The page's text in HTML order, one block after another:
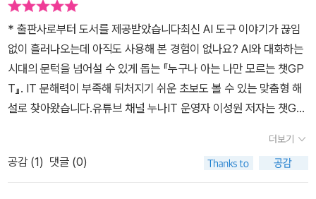
룹니다 챗GPT만 다루지 않습니다. 제미나이, 나노바나나, Suno, S
ora, 노트북LM, 감마, 냅킨 같은 최신 AI 도구 활용법도 쉽게 정리했
습니다. 누구나 아는데 나만 모른다는 불안감을 끝낼 수 있도록 다양
한 AI 도구 활용법을 익혀보세요.
* 출판사로부터 도서를 제공받았습니다최신 AI 도구 이야기가 끊임
없이 흘러나오는데 아직도 사용해 본 경험이 없나요? AI와 대화하는
시대의 문턱을 넘어설 수 있게 돕는 『누구나 아는 나만 모르는 챗GP
T』. IT 문해력이 부족해 뒤처지기 쉬운 초보도 볼 수 있는 맞춤형 해
설로 찾아왔습니다.유튜브 채널 누나IT 운영자 이성원 저자는 챗GP
준비를 위해 파리에서 5일 동안 무엇을 할까?를 검색창에 넣는 대신
챗GPT에 던지면, 길고 산만한 글 대신 일정표와 짐 목록이 바로 펼
쳐집니다.특히 음성 입력 기능은 타자 울렁증을 겪는 중장년층에게도
더보기
공감 (1) 댓글 (0)